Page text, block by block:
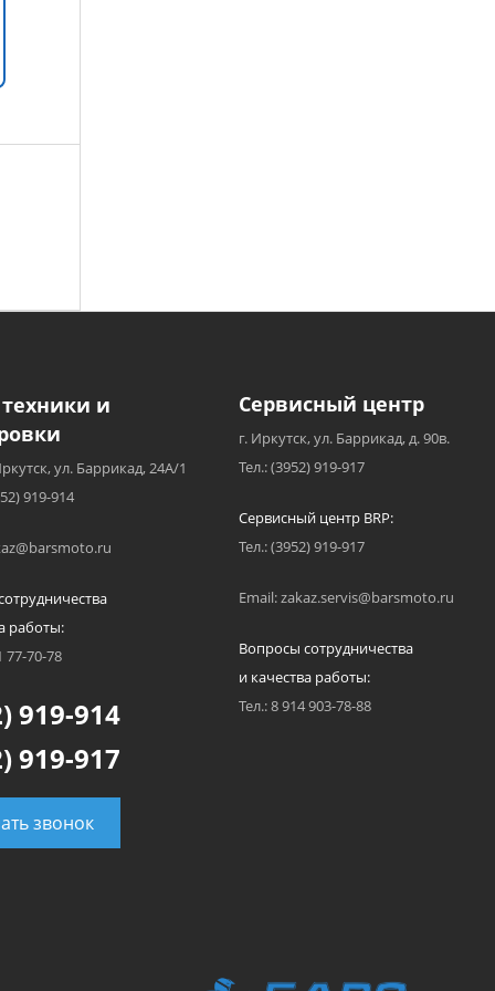
и
ул. Баррикад, 24А/1
919-914
работы:
77-70-78
919-914
919-917
звонок
Сервисный центр
г. Иркутск, ул. Баррикад, д. 90в.
Тел.: (3952) 919-917
Сервисный центр BRP:
Тел.: (3952) 919-917
Email: zakaz.servis@barsmoto.ru
Вопросы сотрудничества
и качества работы:
Тел.: 8 914 903-78-88